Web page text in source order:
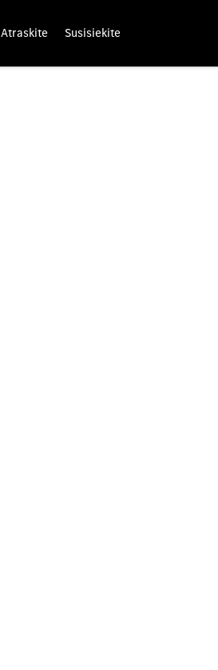
Atraskite Susisiekite